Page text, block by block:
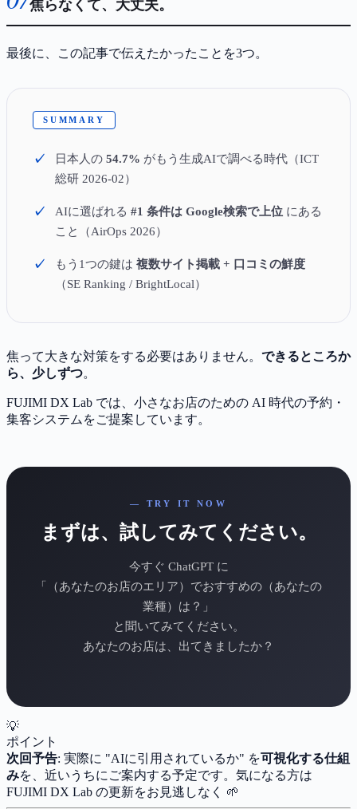
焦らなくて、大丈夫。
最後に、この記事で伝えたかったことを3つ。
SUMMARY
日本人の 54.7% がもう生成AIで調べる時代（ICT
総研 2026-02）
AIに選ばれる #1 条件は Google検索で上位 にある
こと（AirOps 2026）
もう1つの鍵は 複数サイト掲載 + 口コミの鮮度
（SE Ranking / BrightLocal）
焦って大きな対策をする必要はありません。 できるところか
ら、少しずつ。
FUJIMI DX Lab では、小さなお店のための AI 時代の予約・
集客システムをご提案しています。
— TRY IT NOW
まずは、試してみてください。
今すぐ ChatGPT に
「（あなたのお店のエリア）でおすすめの（あなたの
業種）は？」
と聞いてみてください。
あなたのお店は、出てきましたか？
💡
ポイント
次回予告: 実際に "AIに引用されているか" を可視化する仕組
みを、近いうちにご案内する予定です。気になる方は
FUJIMI DX Lab の更新をお見逃しなく 🌱